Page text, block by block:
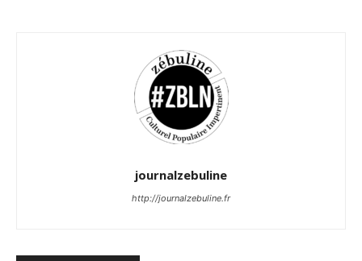
journalzebuline
http://journalzebuline.fr